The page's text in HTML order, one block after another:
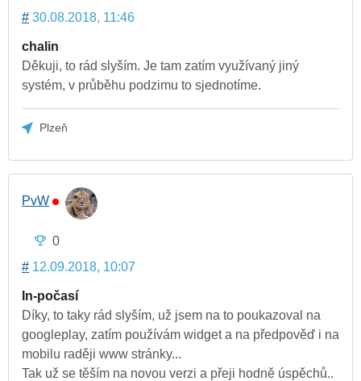
# 30.08.2018, 11:46
chalin
Děkuji, to rád slyším. Je tam zatím využívaný jiný
systém, v průběhu podzimu to sjednotíme.
Plzeň
PvW
0
# 12.09.2018, 10:07
In-počasí
Díky, to taky rád slyším, už jsem na to poukazoval na
googleplay, zatím používám widget a na předpověď i na
mobilu raději www stránky...
Tak už se těším na novou verzi a přeji hodně úspěchů..